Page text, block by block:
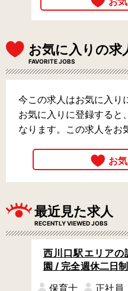
お気に入りの求
FAVORITE JOBS
今この求人はお気に入り
お気に入りに登録すると
なります。この求人をお
最近見た求人
RECENTLY VIEWED JOBS
西川口駅エリアの
園 / 完全週休二日
保育士
正社員